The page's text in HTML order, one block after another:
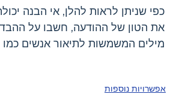
מילים המשמשות לתיאור אנשים כמו
אפשרויות נוספות